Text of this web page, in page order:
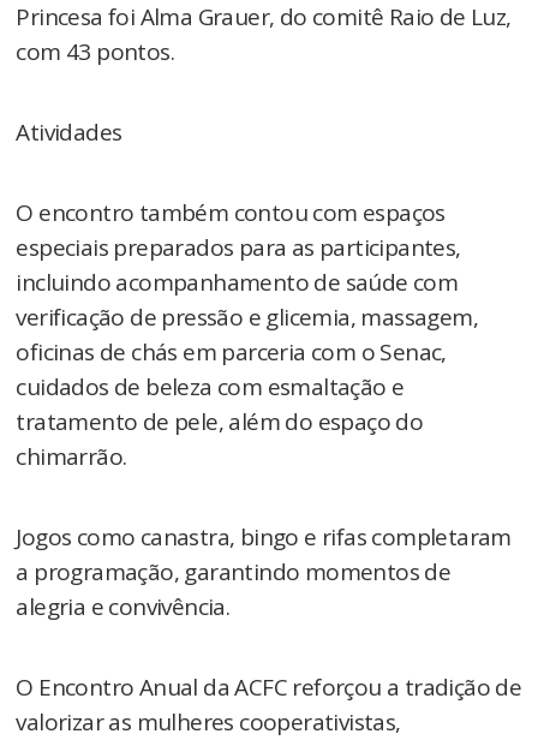
Princesa foi Alma Grauer, do comitê Raio de Luz,
com 43 pontos.
Atividades
O encontro também contou com espaços
especiais preparados para as participantes,
incluindo acompanhamento de saúde com
verificação de pressão e glicemia, massagem,
oficinas de chás em parceria com o Senac,
cuidados de beleza com esmaltação e
tratamento de pele, além do espaço do
chimarrão.
Jogos como canastra, bingo e rifas completaram
a programação, garantindo momentos de
alegria e convivência.
O Encontro Anual da ACFC reforçou a tradição de
valorizar as mulheres cooperativistas,